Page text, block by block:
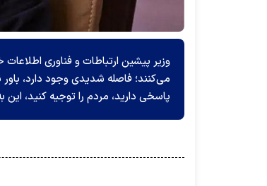
وزیر پیشین ارتباطات و فناوری
می‌کنند؛ فاصله شدیدی وجود دارد،
پاسخی دارید، مردم را توجیه کنید،